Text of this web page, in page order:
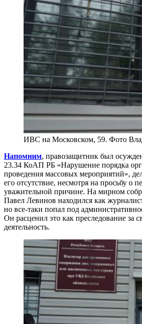
ИВС на Московском, 59. Фото
Напомним, правозащитник был
23.34 КоАП РБ «Нарушение порядка
проведения массовых мероприятий»,
его отсутствие, несмотря на просьбу о
уважительной причине. На мирном
Павел Левинов находился как
но все-таки попал под
Он расценил это как преследование за
деятельность.